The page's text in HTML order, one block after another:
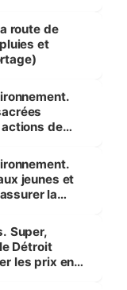
route de
et
de
jeunes et
la
Super,
Détroit
les prix en